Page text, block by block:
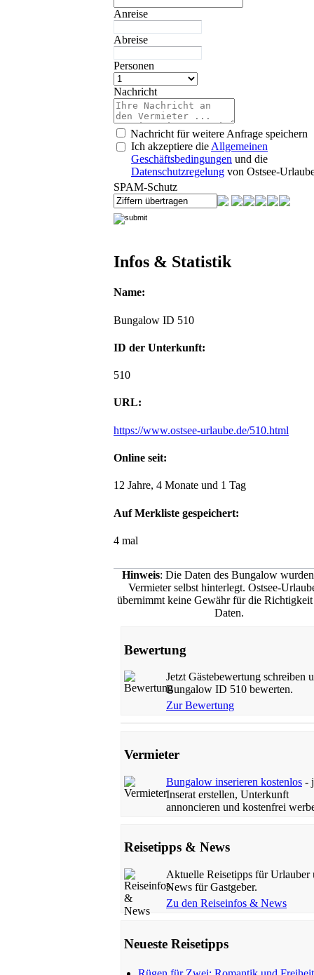
Anreise
Abreise
Personen
Nachricht
Nachricht für weitere Anfrage speichern
Ich akzeptiere die Allgemeinen
Geschäftsbedingungen und die
Datenschutzregelung von Ostsee-
SPAM-Schutz
Infos & Statistik
Name:
Bungalow ID 510
ID der Unterkunft:
510
URL:
https://www.ostsee-urlaube.de/510.html
Online seit:
12 Jahre, 4 Monate und 1 Tag
Auf Merkliste gespeichert:
4 mal
Hinweis: Die Daten des Bungalow
Vermieter selbst hinterlegt. Ostsee-
übernimmt keine Gewähr für die Richtigkeit
Daten.
Bewertung
Jetzt Gästebewertung schreiben
Bungalow ID 510 bewerten.
Zur Bewertung
Vermieter
Bungalow inserieren kostenlos -
Inserat erstellen, Unterkunft
annoncieren und kostenfrei
Reisetipps & News
Aktuelle Reisetipps für Urlauber
News für Gastgeber.
Zu den Reiseinfos & News
Neueste Reisetipps